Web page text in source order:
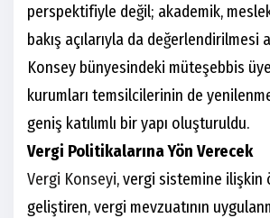
perspektifiyle değil; akademik,
bakış açılarıyla da değerlendirilmesi
Konsey bünyesindeki müteşebbis
kurumları temsilcilerinin de
geniş katılımlı bir yapı oluşturuldu.
Vergi Politikalarına Yön Verecek
Vergi Konseyi, vergi sistemine ilişkin
geliştiren, vergi mevzuatının